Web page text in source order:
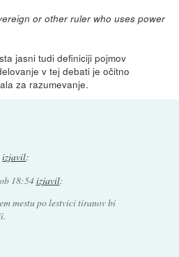
or other ruler who uses power
jasni tudi definiciji pojmov
v tej debati je očitno
za razumevanje.
izjavil:
18:54izjavil:
mestu po lestvici tiranov bi